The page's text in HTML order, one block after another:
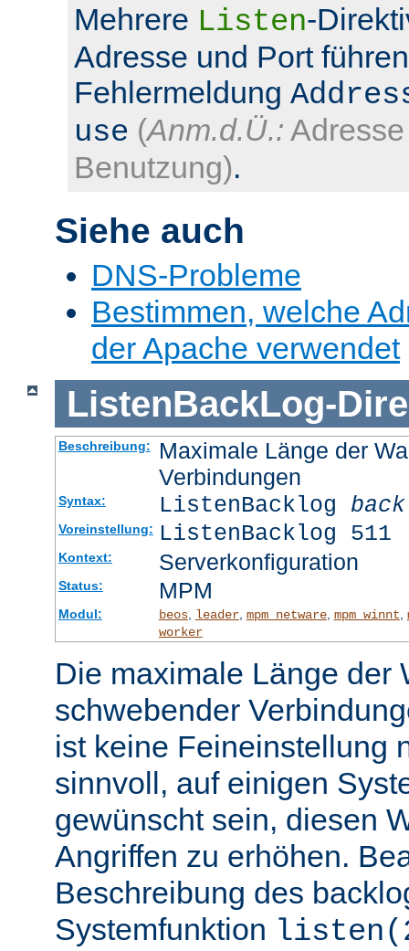
Mehrere Listen-
Adresse und Port
Fehlermeldung
use (Anm.d.Ü.:
Benutzung).
Siehe auch
DNS-Probleme
Bestimmen, welche
der Apache verwendet
ListenBackLog-
Beschreibung:
Maximale Länge der
Verbindungen
Syntax: ListenBacklog
Voreinstellung: ListenBacklog 511
Kontext: Serverkonfiguration
Status: MPM
Modul: beos, leader, mpm_netware, mpm_winnt,
worker
Die maximale Länge der
schwebender
ist keine Feineinstellung
sinnvoll, auf einigen
gewünscht sein, diesen
Angriffen zu erhöhen.
Beschreibung des
Systemfunktion